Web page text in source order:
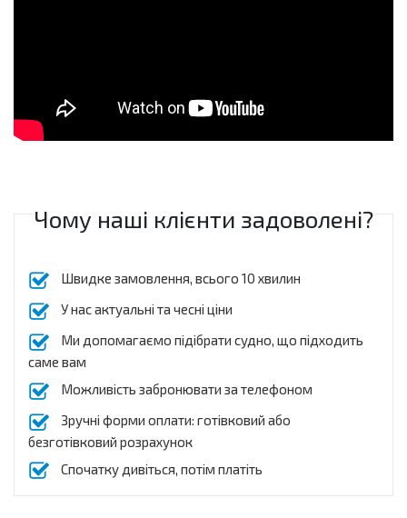
Чому наші клієнти задоволені?
Швидке замовлення, всього 10 хвилин
У нас актуальні та чесні ціни
Ми допомагаємо підібрати судно, що підходить
саме вам
Можливість забронювати за телефоном
Зручні форми оплати: готівковий або
безготівковий розрахунок
Спочатку дивіться, потім платіть